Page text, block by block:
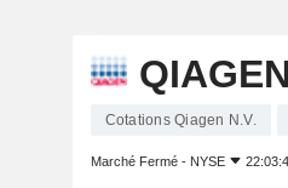
Cotations Qiagen N.V.
Marché Fermé - NYSE